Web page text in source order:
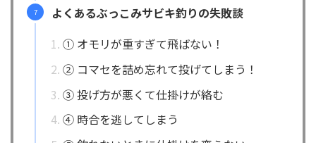
よくあるぶっこみサビキ釣りの失敗談
① オモリが重すぎて飛ばない！
② コマセを詰め忘れて投げてしまう！
③ 投げ方が悪くて仕掛けが絡む
④ 時合を逃してしまう